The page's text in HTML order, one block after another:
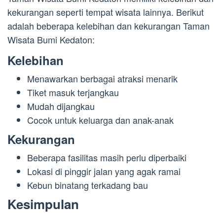
kekurangan seperti tempat wisata lainnya. Berikut
adalah beberapa kelebihan dan kekurangan Taman
Wisata Bumi Kedaton:
Kelebihan
Menawarkan berbagai atraksi menarik
Tiket masuk terjangkau
Mudah dijangkau
Cocok untuk keluarga dan anak-anak
Kekurangan
Beberapa fasilitas masih perlu diperbaiki
Lokasi di pinggir jalan yang agak ramai
Kebun binatang terkadang bau
Kesimpulan